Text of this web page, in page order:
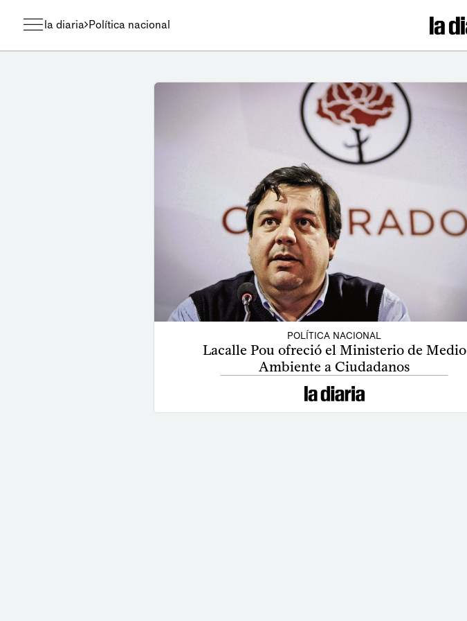
la diaria Política nacional
POLÍTICA NACIONAL
Lacalle Pou ofreció el Ministerio de Medio
Ambiente a Ciudadanos